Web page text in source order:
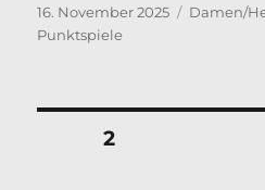
Veröffentlicht
am
16. November 2025 Damen/
Punktspiele
SEITE2